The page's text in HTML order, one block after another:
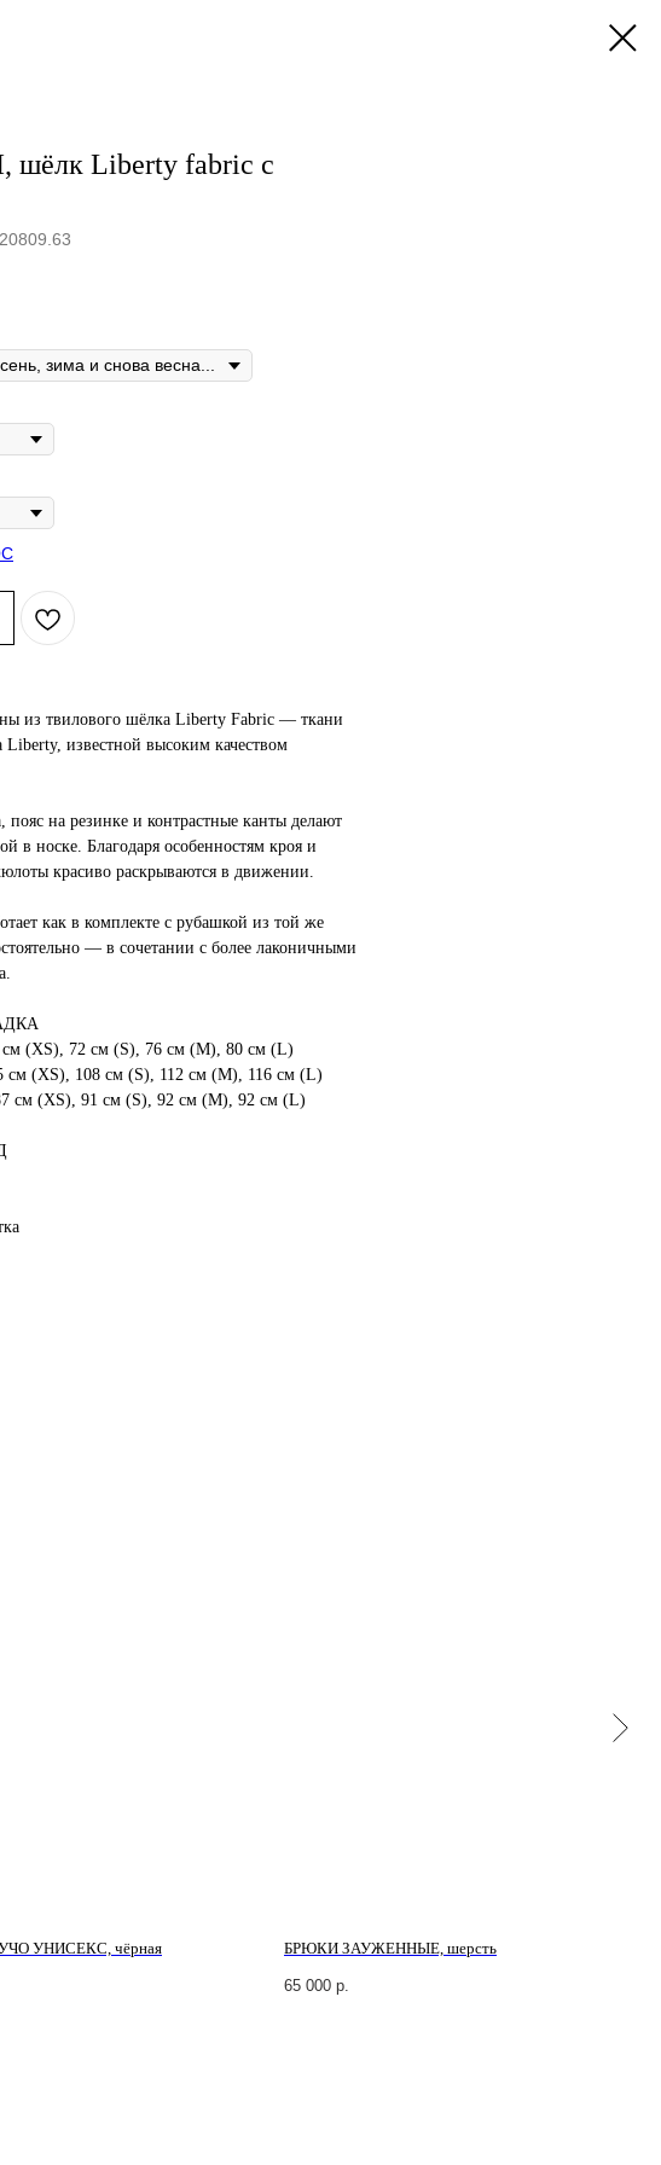
Liberty fabric с
из твилового шёлка Liberty Fabric — ткани
Liberty, известной высоким качеством
пояс на резинке и контрастные канты делают
в носке. Благодаря особенностям кроя и
красиво раскрываются в движении.
как в комплекте с рубашкой из той же
— в сочетании с более лаконичными
см (XS), 72 см (S), 76 см (М), 80 см (L)
см (XS), 108 см (S), 112 см (М), 116 см (L)
см (XS), 91 см (S), 92 см (М), 92 см (L)
УНИСЕКС, чёрная
БРЮКИ ЗАУЖЕННЫЕ, шерсть
65 000 р.